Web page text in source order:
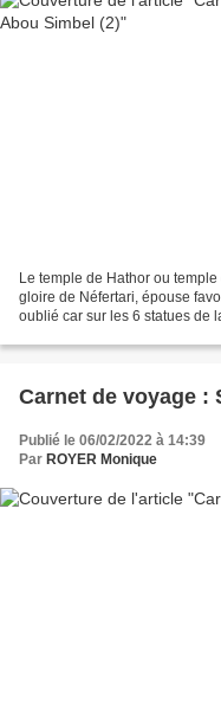
Le temple de Hathor ou
gloire de Néfertari, épouse
oublié car sur les 6 statues de
Carnet de voyage :
Publié le 06/02/2022 à 14:39
Par ROYER Monique